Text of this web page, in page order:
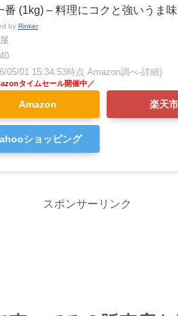
番 (1kg) – 料理にコクと強いうま
by Rinker
05/01 15:34:53時点 Amazon調べ-詳細)
Amazon 楽天
ショッピング
スポンサーリンク